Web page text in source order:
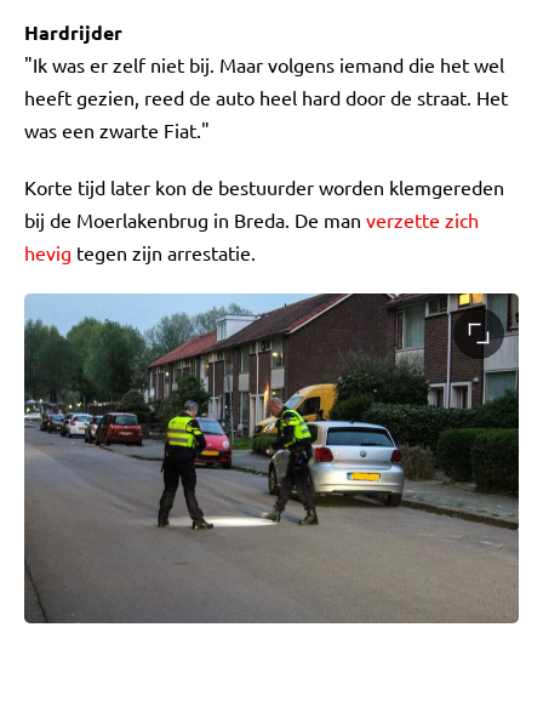
Hardrijder
"Ik was er zelf niet bij. Maar volgens iemand die het wel
heeft gezien, reed de auto heel hard door de straat. Het
was een zwarte Fiat."
Korte tijd later kon de bestuurder worden klemgereden
bij de Moerlakenbrug in Breda. De man verzette zich
hevig tegen zijn arrestatie.